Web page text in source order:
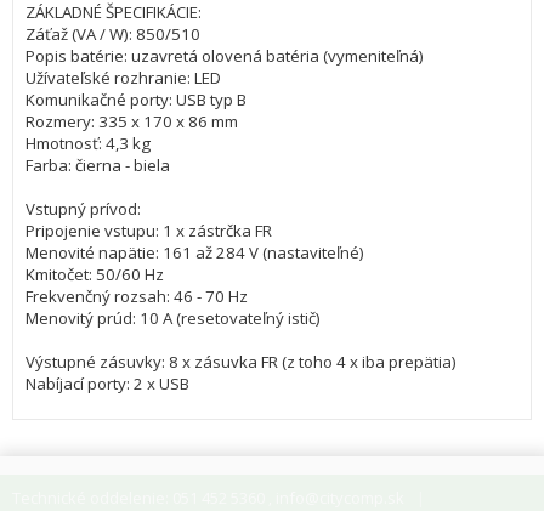
ZÁKLADNÉ ŠPECIFIKÁCIE:
Záťaž (VA / W): 850/510
Popis batérie: uzavretá olovená batéria (vymeniteľná)
Užívateľské rozhranie: LED
Komunikačné porty: USB typ B
Rozmery: 335 x 170 x 86 mm
Hmotnosť: 4,3 kg
Farba: čierna - biela
Vstupný prívod:
Pripojenie vstupu: 1 x zástrčka FR
Menovité napätie: 161 až 284 V (nastaviteľné)
Kmitočet: 50/60 Hz
Frekvenčný rozsah: 46 - 70 Hz
Menovitý prúd: 10 A (resetovateľný istič)
Výstupné zásuvky: 8 x zásuvka FR (z toho 4 x iba prepätia)
Nabíjací porty: 2 x USB